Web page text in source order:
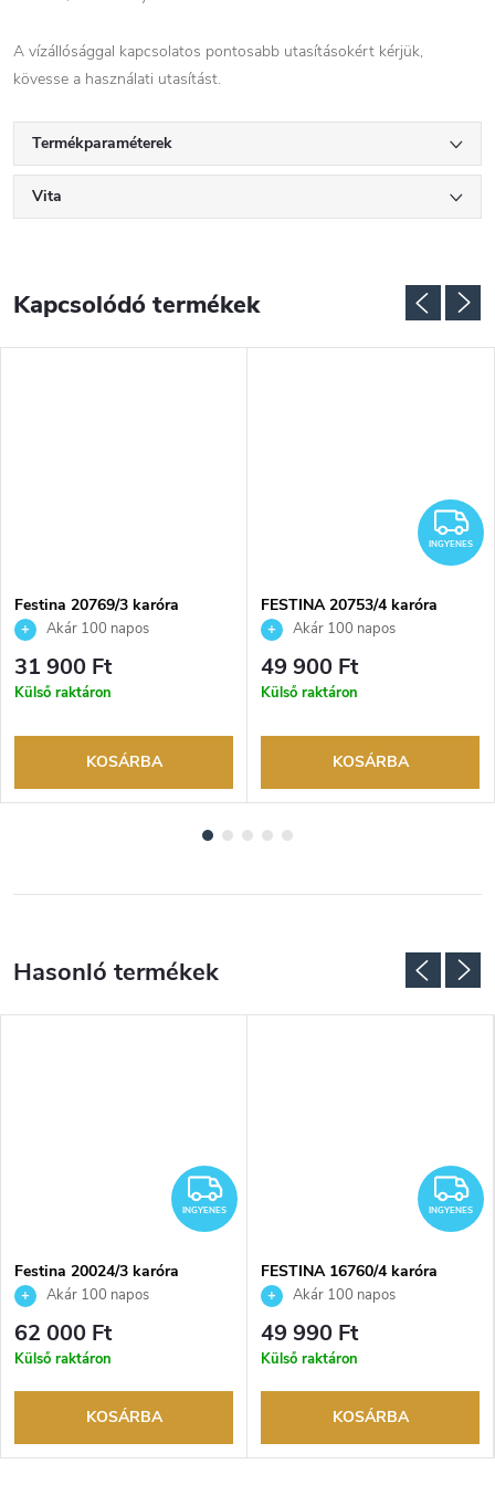
A vízállósággal kapcsolatos pontosabb utasításokért kérjük,
kövesse a használati utasítást.
Termékparaméterek
Vita
Kapcsolódó termékek
Festina 20769/3 karóra
Akár 100 napos
visszaküldési lehetőség. Hivatalos
márkakereskedő.
31 900 Ft
Külső raktáron
KOSÁRBA
INGYENES
FESTINA 20753/4 karóra
Akár 100 napos
visszaküldési lehetőség. Hivatalos
márkakereskedő.
49 900 Ft
Külső raktáron
KOSÁRBA
INGYENES
INGYENES
Festina 20024/3 karóra
Akár 100 napos
visszaküldési lehetőség. Hivatalos
márkakereskedő.
62 000 Ft
Külső raktáron
KOSÁRBA
INGYENES
FESTINA 16760/4 karóra
Akár 100 napos
visszaküldési lehetőség. Hivatalos
márkakereskedő.
49 990 Ft
Külső raktáron
KOSÁRBA